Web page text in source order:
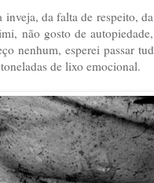
inveja, da falta de respeito,
não gosto de
nenhum, esperei passar
de lixo emocional.